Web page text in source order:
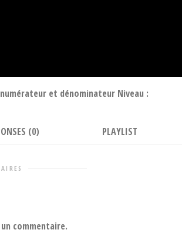
et dénominateur Niveau :
(0) PLAYLIST
commentaire.